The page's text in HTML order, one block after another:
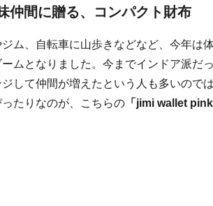
仲間に贈る、コンパクト財布
ジム、自転車に山歩きなどなど、今年は
ームとなりました。今までインドア派だ
ジして仲間が増えたという人も多いので
ったりなのが、こちらの 「jimi wallet pink